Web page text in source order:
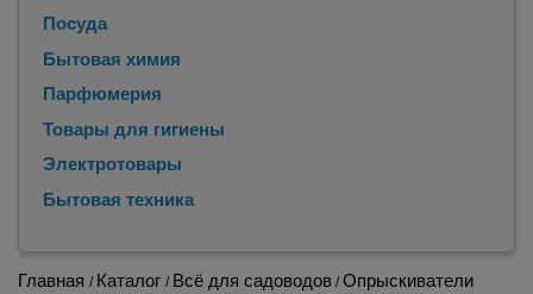
Посуда
Бытовая химия
Парфюмерия
Товары для гигиены
Электротовары
Бытовая техника
Главная / Каталог / Всё для садоводов /Опрыскиватели